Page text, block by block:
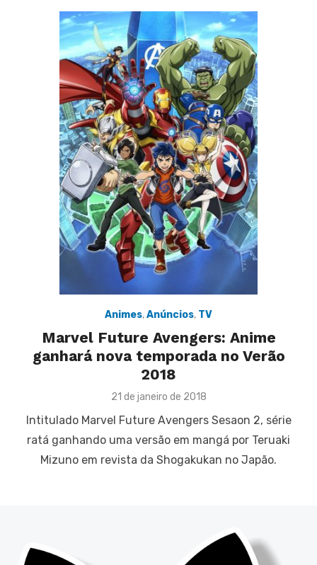
Animes,Anúncios, TV
Marvel Future Avengers: Anime
ganhará nova temporada no Verão
2018
Posted
21 de janeiro de 2018
Intitulado Marvel Future Avengers Sesaon 2, série
ratá ganhando uma versão em mangá por Teruaki
Mizuno em revista da Shogakukan no Japão.